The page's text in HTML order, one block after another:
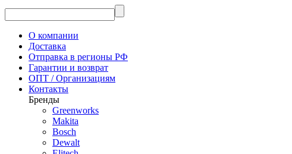
О компании
Доставка
Отправка в регионы РФ
Гарантии и возврат
ОПТ / Организациям
Контакты
Бренды
Greenworks
Makita
Bosch
Dewalt